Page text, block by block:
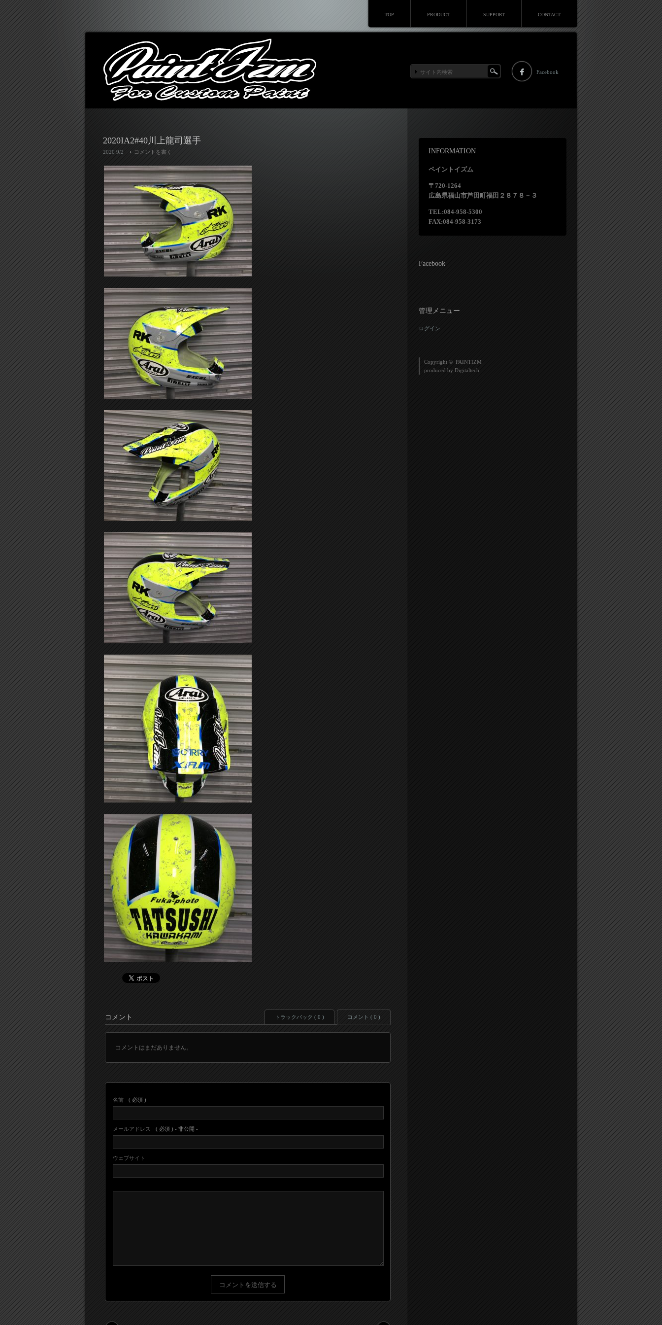
TOP PRODUCT SUPPORT CONTACT
Facebook
2020IA2#40川上龍司選手
2020 9/2 コメントを書く
コメント トラックバック ( 0 ) コメント ( 0 )
コメントはまだありません。
名前 ( 必須 )
メールアドレス ( 必須 ) - 非公開 -
ウェブサイト
INFORMATION
ペイントイズム
〒720-1264
広島県福山市芦田町福田２８７８－３
TEL:084-958-5300
FAX:084-958-3173
Facebook
管理メニュー
ログイン
Copyright © PAINTIZM
produced by Digitaltech